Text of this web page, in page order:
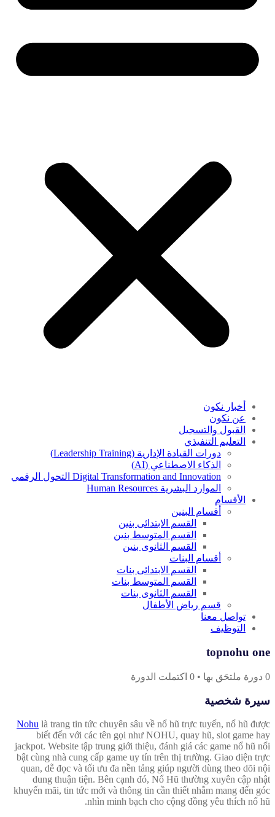
أخبار نكون
عن نكون
القبول والتسجيل
التعليم التنفيذي
دورات القيادة الإدارية (Leadership Training)
الذكاء الاصطناعي (AI)
Digital Transformation and Innovation التحول الرقمي
الموارد البشرية Human Resources
الأقسام
أقسام البنين
القسم الابتدائى بنين
القسم المتوسط بنين
القسم الثانوى بنين
أقسام البنات
القسم الابتدائى بنات
القسم المتوسط بنات
القسم الثانوى بنات
قسم رياض الأطفال
تواصل معنا
التوظيف
topnohu one
0 دورة ملتحَق بها •
0 اكتملت الدورة
سيرة شخصية
Nohu là trang tin tức chuyên sâu về nổ hũ trực tuyến, nổ hũ được
biết đến với các tên gọi như NOHU, quay hũ, slot game hay
jackpot. Website tập trung giới thiệu, đánh giá các game nổ hũ nổi
bật cùng nhà cung cấp game uy tín trên thị trường. Giao diện trực
quan, dễ đọc và tối ưu đa nền tảng giúp người dùng theo dõi nội
dung thuận tiện. Bên cạnh đó, Nổ Hũ thường xuyên cập nhật
khuyến mãi, tin tức mới và thông tin cần thiết nhằm mang đến góc
nhìn minh bạch cho cộng đồng yêu thích nổ hũ.